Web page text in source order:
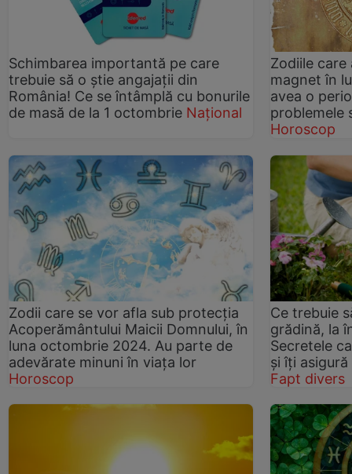
Schimbarea importantă pe care
trebuie să o știe angajații din
România! Ce se întâmplă cu bonurile
de masă de la 1 octombrie Național
Zodiile
magnet în
avea o
problemele
Horoscop
Zodii care se vor afla sub protecția
Acoperământului Maicii Domnului, în
luna octombrie 2024. Au parte de
adevărate minuni în viața lor
Horoscop
Ce trebuie
grădină, la
Secretele
și îți
Fapt divers